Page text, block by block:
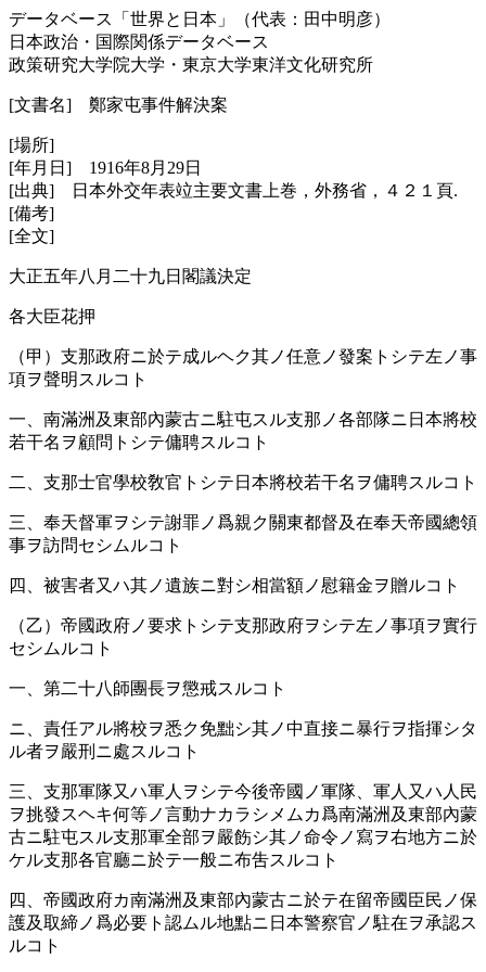
データベース「世界と日本」（代表：田中明彦）
日本政治・国際関係データベース
政策研究大学院大学・東京大学東洋文化研究所
[文書名] 鄭家屯事件解決案
[場所]
[年月日] 1916年8月29日
[出典] 日本外交年表竝主要文書上巻，外務省，４２１頁.
[備考]
[全文]
大正五年八月二十九日閣議決定
各大臣花押
（甲）支那政府ニ於テ成ルヘク其ノ任意ノ發案トシテ左ノ事
項ヲ聲明スルコト
一、南滿洲及東部內蒙古ニ駐屯スル支那ノ各部隊ニ日本將校
若干名ヲ顧問トシテ傭聘スルコト
二、支那士官學校敎官トシテ日本將校若干名ヲ傭聘スルコト
三、奉天督軍ヲシテ謝罪ノ爲親ク關東都督及在奉天帝國總領
事ヲ訪問セシムルコト
四、被害者又ハ其ノ遺族ニ對シ相當額ノ慰籍金ヲ贈ルコト
（乙）帝國政府ノ要求トシテ支那政府ヲシテ左ノ事項ヲ實行
セシムルコト
一、第二十八師團長ヲ懲戒スルコト
ニ、責任アル將校ヲ悉ク免黜シ其ノ中直接ニ暴行ヲ指揮シタ
ル者ヲ嚴刑ニ處スルコト
三、支那軍隊又ハ軍人ヲシテ今後帝國ノ軍隊、軍人又ハ人民
ヲ挑發スヘキ何等ノ言動ナカラシメムカ爲南滿洲及東部內蒙
古ニ駐屯スル支那軍全部ヲ嚴飭シ其ノ命令ノ寫ヲ右地方ニ於
ケル支那各官廳ニ於テ一般ニ布吿スルコト
四、帝國政府カ南滿洲及東部內蒙古ニ於テ在留帝國臣民ノ保
護及取締ノ爲必要ト認ムル地點ニ日本警察官ノ駐在ヲ承認ス
ルコト